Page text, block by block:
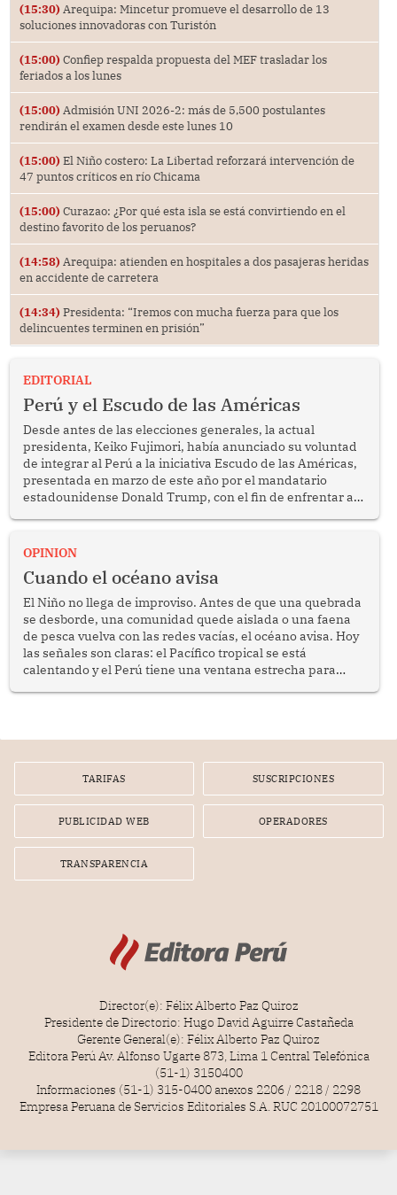
(15:30) Arequipa: Mincetur promueve el desarrollo de 13
soluciones innovadoras con Turistón
(15:00) Confiep respalda propuesta del MEF trasladar los
feriados a los lunes
(15:00) Admisión UNI 2026-2: más de 5,500 postulantes
rendirán el examen desde este lunes 10
(15:00) El Niño costero: La Libertad reforzará intervención de
47 puntos críticos en río Chicama
(15:00) Curazao: ¿Por qué esta isla se está convirtiendo en el
destino favorito de los peruanos?
(14:58) Arequipa: atienden en hospitales a dos pasajeras heridas
en accidente de carretera
(14:34) Presidenta: “Iremos con mucha fuerza para que los
delincuentes terminen en prisión”
EDITORIAL
Perú y el Escudo de las Américas
Desde antes de las elecciones generales, la actual
presidenta, Keiko Fujimori, había anunciado su voluntad
de integrar al Perú a la iniciativa Escudo de las Américas,
presentada en marzo de este año por el mandatario
estadounidense Donald Trump, con el fin de enfrentar al
OPINION
Cuando el océano avisa
El Niño no llega de improviso. Antes de que una quebrada
se desborde, una comunidad quede aislada o una faena
de pesca vuelva con las redes vacías, el océano avisa. Hoy
las señales son claras: el Pacífico tropical se está
calentando y el Perú tiene una ventana estrecha para
TARIFAS SUSCRIPCIONES
PUBLICIDAD WEB OPERADORES
TRANSPARENCIA
Director(e): Félix Alberto Paz Quiroz
Presidente de Directorio: Hugo David Aguirre Castañeda
Gerente General(e): Félix Alberto Paz Quiroz
Editora Perú Av. Alfonso Ugarte 873, Lima 1 Central Telefónica
(51-1) 3150400
Informaciones (51-1) 315-0400 anexos 2206 / 2218 / 2298
Empresa Peruana de Servicios Editoriales S.A. RUC 20100072751